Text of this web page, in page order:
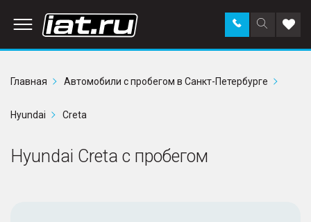
Поиск
по
Заказать
звонок в
Главная
Автомобили с пробегом в Санкт-Петербурге
Hyundai Creta
Hyundai Creta с пробегом